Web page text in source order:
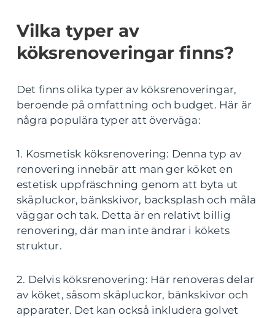
Vilka typer av
köksrenoveringar finns?
Det finns olika typer av köksrenoveringar,
beroende på omfattning och budget. Här är
några populära typer att överväga:
1. Kosmetisk köksrenovering: Denna typ av
renovering innebär att man ger köket en
estetisk uppfräschning genom att byta ut
skåpluckor, bänkskivor, backsplash och måla
väggar och tak. Detta är en relativt billig
renovering, där man inte ändrar i kökets
struktur.
2. Delvis köksrenovering: Här renoveras delar
av köket, såsom skåpluckor, bänkskivor och
apparater. Det kan också inkludera golvet